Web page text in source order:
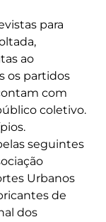
para
ao
os partidos
com
coletivo.
seguintes
Urbanos
de
dos